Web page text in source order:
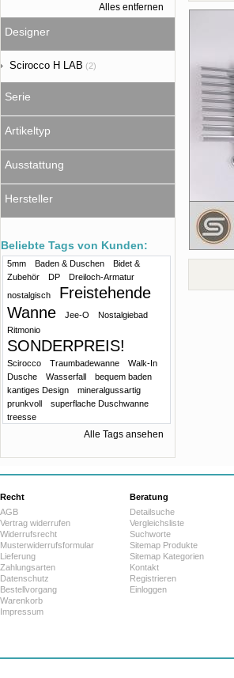
Alles entfernen
Designer
Scirocco H LAB (2)
Serie
Artikeltyp
Ausstattung
Hersteller
Beliebte Tags von Kunden:
5mm Baden & Duschen
Bidet &
Zubehör
DP
Dreiloch-Armatur
nostalgisch
Freistehende
Wanne
Jee-O
Nostalgiebad
Ritmonio
SONDERPREIS!
Scirocco Traumbadewanne
Walk-In
Dusche
Wasserfall
bequem baden
kantiges Design
mineralgussartig
prunkvoll
superflache Duschwanne
treesse
Alle Tags ansehen
Recht
AGB
Vertrag widerrufen
Widerrufsrecht
Musterwiderrufsformular
Lieferung
Zahlungsarten
Datenschutz
Bestellvorgang
Warenkorb
Impressum
Beratung
Detailsuche
Vergleichsliste
Suchworte
Sitemap Produkte
Sitemap Kategorien
Kontakt
Registrieren
Einloggen